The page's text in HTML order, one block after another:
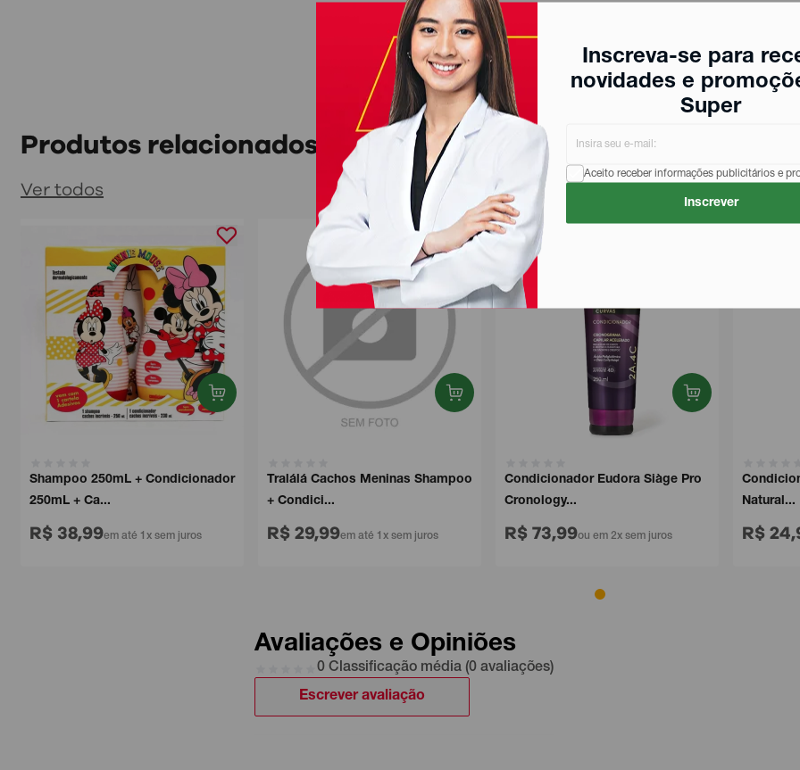
Inscreva-se para
novidades e
Super
Aceito receber informações publicitários e
Inscrever
Produtos relacionados
Ver todos
Shampoo 250mL + Condicionador
250mL + Ca...
R$ 38,99em até 1x sem juros
Tralálá Cachos Meninas Shampoo
+ Condici...
R$ 29,99em até 1x sem juros
Condicionador Eudora Siàge Pro
Cronology...
R$ 73,99ou em 2x sem juros
Natural...
R$
Avaliações e Opiniões
0 Classificação média (0 avaliações)
Escrever avaliação